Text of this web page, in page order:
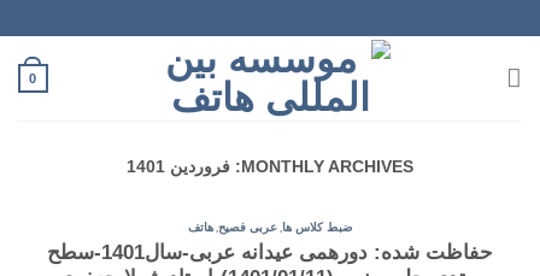
to
content
0
MONTHLY ARCHIVES: فروردین 1401
ضبط کلاس ها عربی فصیح هاتف
حفاظت شده: دورهمی عیدانه عربی-سال1401-سطح